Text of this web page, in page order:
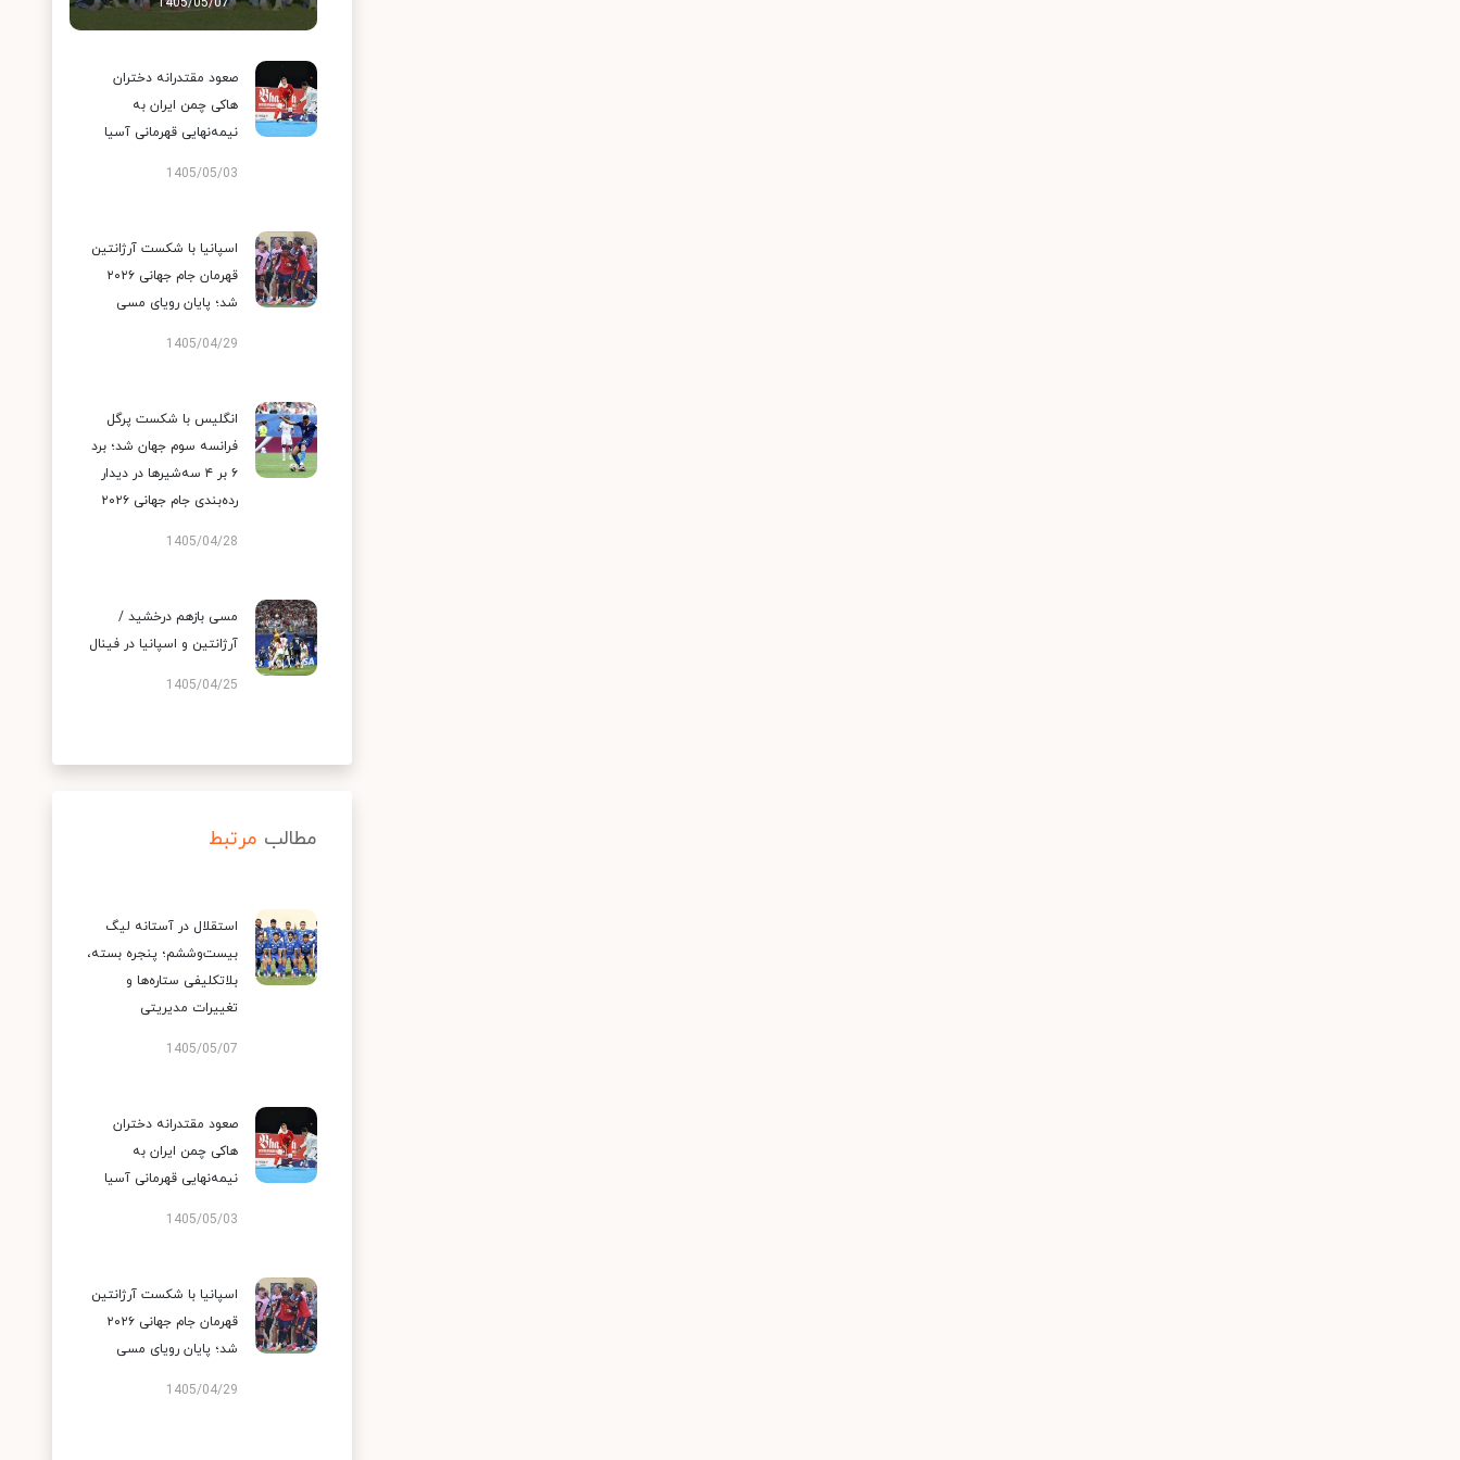
صعود مقتدرانه دختران
هاکی چمن ایران به
نیمه‌نهایی قهرمانی آسیا
1405/05/03
اسپانیا با شکست آرژانتین
قهرمان جام جهانی ۲۰۲۶
شد؛ پایان رویای مسی
1405/04/29
انگلیس با شکست پرگل
فرانسه سوم جهان شد؛ برد
۶ بر ۴ سه‌شیرها در دیدار
رده‌بندی جام جهانی ۲۰۲۶
1405/04/28
مسی بازهم درخشید /
آرژانتین و اسپانیا در فینال
1405/04/25
مطالب مرتبط
استقلال در آستانه لیگ
بیست‌وششم؛ پنجره بسته،
بلاتکلیفی ستاره‌ها و
تغییرات مدیریتی
1405/05/07
صعود مقتدرانه دختران
هاکی چمن ایران به
نیمه‌نهایی قهرمانی آسیا
1405/05/03
اسپانیا با شکست آرژانتین
قهرمان جام جهانی ۲۰۲۶
شد؛ پایان رویای مسی
1405/04/29